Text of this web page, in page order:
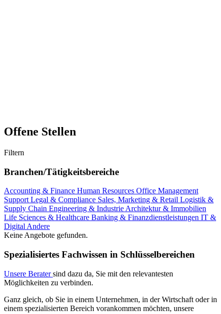
Offene Stellen
Filtern
Branchen/Tätigkeitsbereiche
Accounting & Finance Human Resources Office Management
SupportLegal & Compliance Sales, Marketing & Retail Logistik &
Supply Chain Engineering & IndustrieArchitektur & Immobilien
Life Sciences & Healthcare Banking & Finanzdienstleistungen IT &
DigitalAndere
Keine Angebote gefunden.
Spezialisiertes Fachwissen in Schlüsselbereichen
Unsere Beratersind dazu da, Sie mit den relevantesten
Möglichkeiten zu verbinden.
Ganz gleich, ob Sie in einem Unternehmen, in der Wirtschaft oder in
einem spezialisierten Bereich vorankommen möchten, unsere